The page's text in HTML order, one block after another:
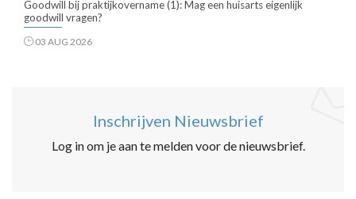
Goodwill bij praktijkovername (1): Mag een huisarts eigenlijk
goodwill vragen?
03 AUG 2026
Inschrijven Nieuwsbrief
Log in om je aan te melden voor de nieuwsbrief.